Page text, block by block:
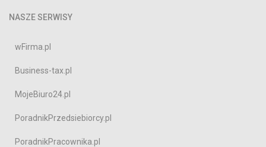
NASZE SERWISY
wFirma.pl
Business-tax.pl
MojeBiuro24.pl
PoradnikPrzedsiebiorcy.pl
PoradnikPracownika.pl